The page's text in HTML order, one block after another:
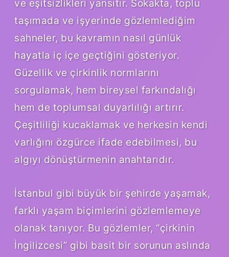
ve eşitsizlikleri yansıtır. Sokakta, toplu
taşımada ve işyerinde gözlemlediğim
sahneler, bu kavramın nasıl günlük
hayatla iç içe geçtiğini gösteriyor.
Güzellik ve çirkinlik normlarını
sorgulamak, hem bireysel farkındalığı
hem de toplumsal duyarlılığı artırır.
Çeşitliliği kucaklamak ve herkesin kendi
varlığını özgürce ifade edebilmesi, bu
algıyı dönüştürmenin anahtarıdır.
İstanbul gibi büyük bir şehirde yaşamak,
farklı yaşam biçimlerini gözlemlemeye
olanak tanıyor. Bu gözlemler, “çirkinin
İngilizcesi” gibi basit bir sorunun aslında